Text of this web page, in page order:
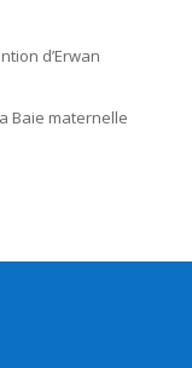
d’Erwan
Baie maternelle